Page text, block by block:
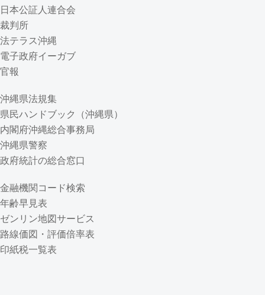
日本公証人連合会
裁判所
法テラス沖縄
電子政府イーガブ
官報
沖縄県法規集
県民ハンドブック（沖縄県）
内閣府沖縄総合事務局
沖縄県警察
政府統計の総合窓口
金融機関コード検索
年齢早見表
ゼンリン地図サービス
路線価図・評価倍率表
印紙税一覧表